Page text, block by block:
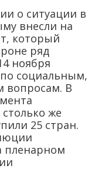
о ситуации в
внесли на
который
ряд
ноября
социальным,
вопросам. В
же
25 стран.
пленарном